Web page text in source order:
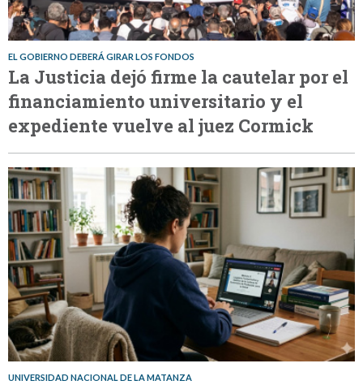
EL GOBIERNO DEBERÁ GIRAR LOS FONDOS
La Justicia dejó firme la cautelar por el
financiamiento universitario y el
expediente vuelve al juez Cormick
UNIVERSIDAD NACIONAL DE LA MATANZA